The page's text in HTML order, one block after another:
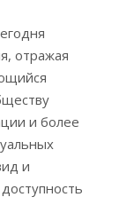
отражая
и более
и